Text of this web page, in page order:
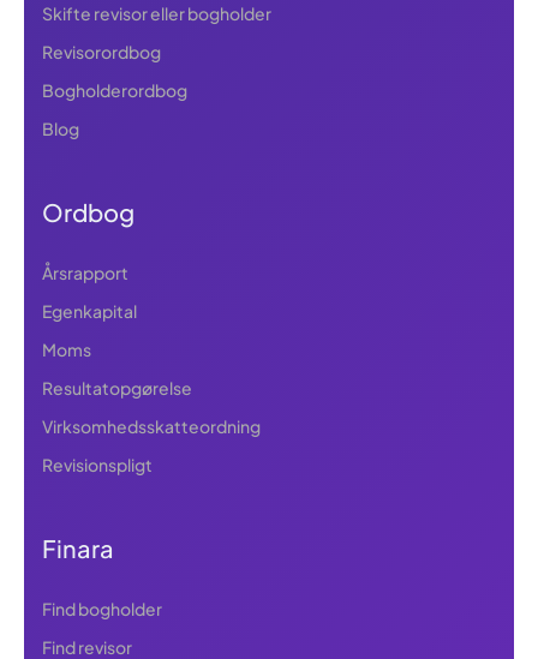
Skifte revisor eller bogholder
Revisorordbog
Bogholderordbog
Blog
Ordbog
Årsrapport
Egenkapital
Moms
Resultatopgørelse
Virksomhedsskatteordning
Revisionspligt
Finara
Find bogholder
Find revisor